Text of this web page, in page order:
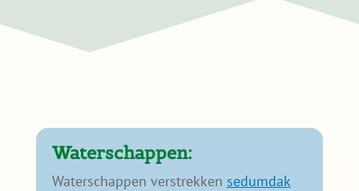
mee. Ik wou dat ik meer platte daken had.
Waterschappen:
Waterschappen verstrekken sedumdak